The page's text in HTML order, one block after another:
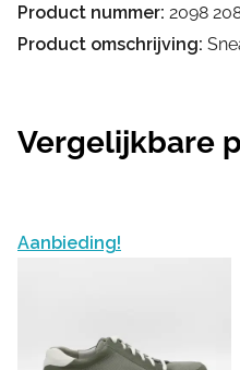
Product nummer: 2098
Product omschrijving:
Vergelijkbare
Aanbieding!